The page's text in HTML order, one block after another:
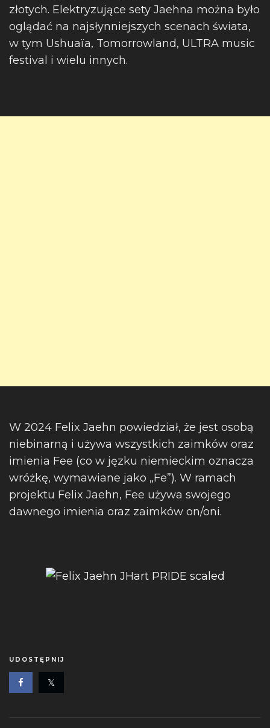
złotych. Elektryzujące sety Jaehna można było
oglądać na najsłynniejszych scenach świata,
w tym Ushuaïa, Tomorrowland, ULTRA music
festival i wielu innych.
W 2024 Felix Jaehn powiedział, że jest osobą
niebinarną i używa wszystkich zaimków oraz
imienia Fee (co w jęzku niemieckim oznacza
wróżkę, wymawiane jako „Fe”). W ramach
projektu Felix Jaehn, Fee używa swojego
dawnego imienia oraz zaimków on/oni.
UDOSTĘPNIJ